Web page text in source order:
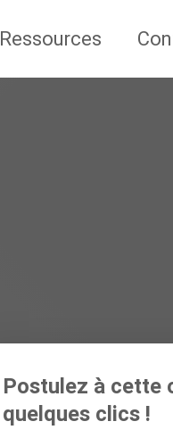
Ressources
Postulez à cette
quelques clics !